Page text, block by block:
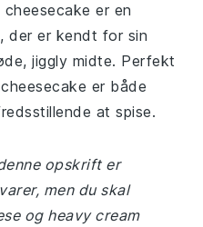
er en
der er kendt for sin
jiggly midte. Perfekt
er både
at spise.
opskrift er
men du skal
og heavy cream